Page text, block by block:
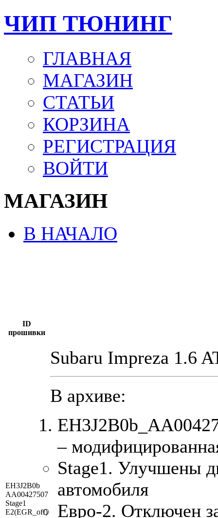
ЧИП ТЮНИНГ
ГЛАВНАЯ
МАГАЗИН
СТАТЬИ
КОРЗИНА
РЕГИСТРАЦИЯ
ВОЙТИ
МАГАЗИН
В НАЧАЛО
ID
прошивки
EH3J2B0b
AA00427507
Stage1
E2(EGR_off)
Subaru Impreza 1.6
В архиве:
–
Stage1. Улучшены
автомобиля
Евро-2. Отключен